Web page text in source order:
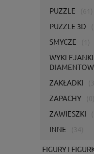
PUZZLE
PUZZLE 3D
SMYCZE
WYKLEJANKI
ZAKŁADKI
ZAPACHY
ZAWIESZKI
INNE
FIGURY I